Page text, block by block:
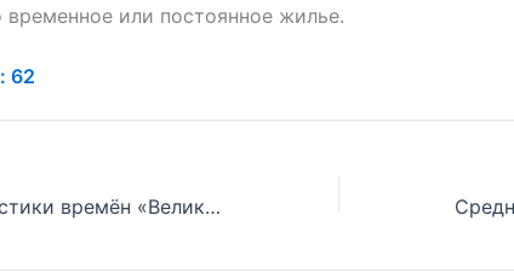
или постоянное жилье.
62
Чудеса статистики времён «Великого Американского Голодомора»